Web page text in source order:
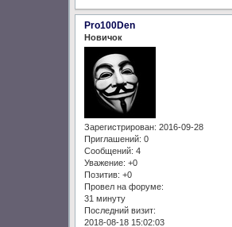
Pro100Den
Новичок
Зарегистрирован: 2016-09-28
Приглашений: 0
Сообщений: 4
Уважение: +0
Позитив: +0
Провел на форуме:
31 минуту
Последний визит:
2018-08-18 15:02:03